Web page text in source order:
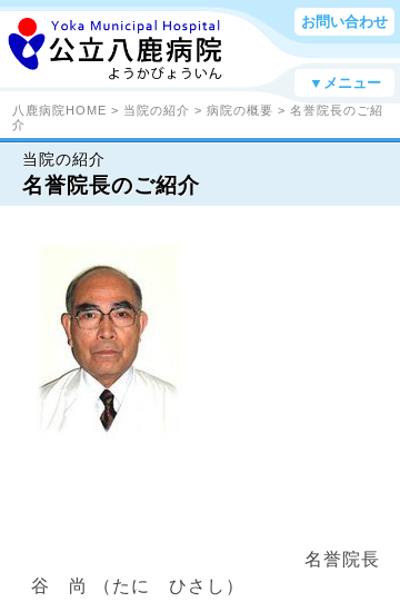
お問い合わせ
▼メニュー
八鹿病院HOME > 当院の紹介 > 病院の概要 > 名誉院長のご紹
介
当院の紹介
名誉院長のご紹介
名誉院長
谷 尚 （たに ひさし）